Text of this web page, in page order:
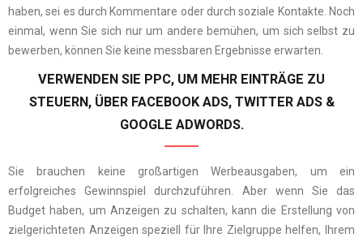
haben, sei es durch Kommentare oder durch soziale Kontakte. Noch
einmal, wenn Sie sich nur um andere bemühen, um sich selbst zu
bewerben, können Sie keine messbaren Ergebnisse erwarten.
VERWENDEN SIE PPC, UM MEHR EINTRÄGE ZU
STEUERN, ÜBER FACEBOOK ADS, TWITTER ADS &
GOOGLE ADWORDS.
Sie brauchen keine großartigen Werbeausgaben, um ein
erfolgreiches Gewinnspiel durchzuführen
Aber wenn Sie das
Budget haben, um Anzeigen zu schalten, kann die Erstellung von
zielgerichteten Anzeigen speziell für Ihre Zielgruppe helfen,
Ihrem